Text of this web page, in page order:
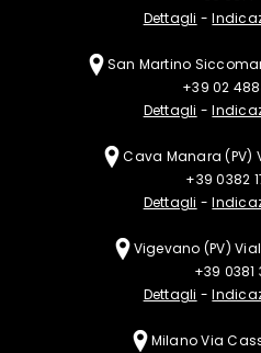
Dettagli -
San Martino
+39 02
Dettagli -
Cava Manara (PV)
+39 0382
Dettagli -
Vigevano (PV)
+39 0381
Dettagli -
MilanoVia